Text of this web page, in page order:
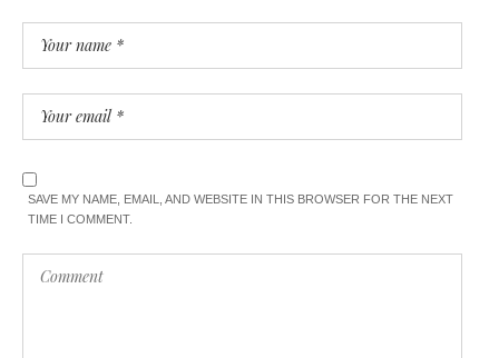
SAVE MY NAME, EMAIL, AND WEBSITE IN THIS BROWSER FOR THE NEXT
TIME I COMMENT.